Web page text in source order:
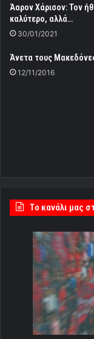
Άαρον Χάρισον: Τον
καλύτερο, αλλά…
30/01/2021
Άνετα τους
12/11/2016
Tο κανάλι μας